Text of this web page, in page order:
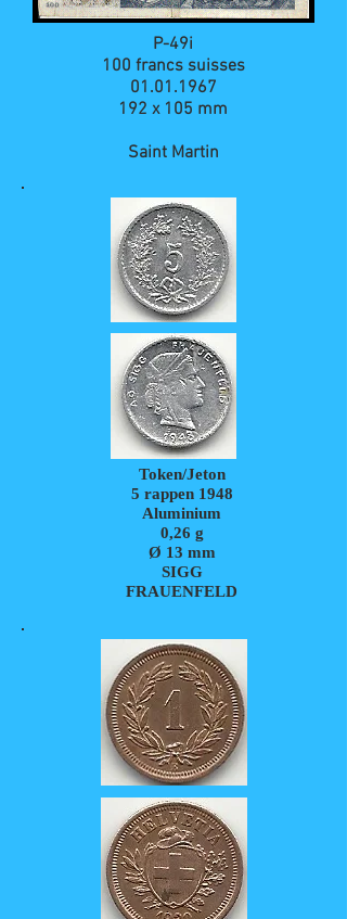
P-49i
100 francs suisses
01.01.1967
192 x 105 mm
Saint Martin
Token/Jeton
5 rappen 1948
Aluminium
0,26 g
Ø 13 mm
SIGG
FRAUENFELD